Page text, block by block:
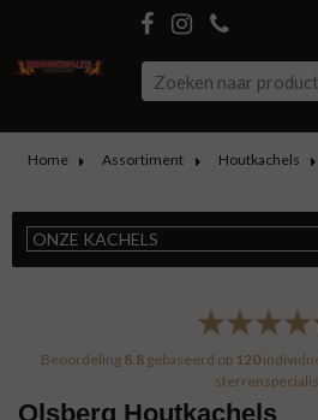
Home Assortiment Houtkachels
Beoordeling 8.8 gebaseerd op 120
Olsberg Houtkachels